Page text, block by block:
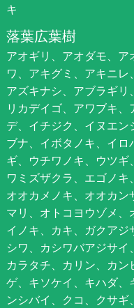
キ
落葉広葉樹
アオギリ、アオダモ、
ワ、アキグミ、アキニレ
アズキナシ、アブラギ
リカデイゴ、アワブキ
デ、イチジク、イヌエ
ブナ、イボタノキ、イ
ギ、ウチワノキ、ウツ
ワミズザクラ、エゴノキ
オオカメノキ、オオカ
マリ、オトコヨウゾメ
イノキ、カキ、ガクア
シワ、カシワバアジサイ
カラタチ、カリン、カ
ゲ、キソケイ、キハダ、
ンシバイ、クコ、クサ